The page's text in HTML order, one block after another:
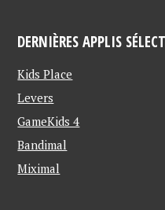
DERNIÈRES APPLIS
Kids Place
Levers
GameKids 4
Bandimal
Miximal